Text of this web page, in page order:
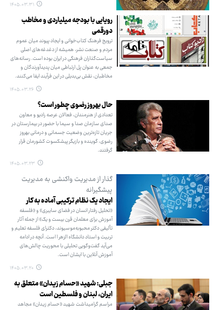
۱۴۰۵.۰۳.۳۱
رویایی با بودجه میلیاردی و مخاطب
دورقمی
ترویج فرهنگ کتاب‌خوانی و ایجاد پیوند میان عموم
مردم و صنعت نشر، همیشه از دغدغه‌های اصلی
سیاست‌گذاران فرهنگی در ایران بوده است. رسانه‌های
جمعی به عنوان پل ارتباطی میان پدیدآورندگان و
مخاطبان، نقش بی‌بدیلی در این فرآیند ایفا می‌کنند.
۱۴۰۵.۰۳.۲۶
حال بهروز رضوی چطور است؟
تعدادی از هنرمندان، فعالان عرصه رادیو و معاون
صدای سازمان صدا و سیما با حضور در بیمارستان در
جریان تازه‌ترین وضعیت جسمانی و درمانی بهروز
رضوی، گوینده و بازیگر پیشکسوت کشورمان قرار
گرفتند.
۱۴۰۵.۰۳.۲۳
گذار از مدیریت واکنشی به مدیریت
پیشگیرانه
ایجاد یک نظام ترکیبی آماده به کار
«تحلیل رفتار انسان در فضای سایبری» و «فلسفه
آموزش برای معلمان قرن بیست و یک» از جمله آثار
تألیفی دکتر محبوبه‌موسیوند، دکترای فلسفه تعلیم و
تربیت و استاد دانشگاه الزهر ا است. آنچه در ادامه
می‌آید گفت‌وگویی تحلیلی با محوریت چالش‌های
آموزش آنلاین با ایشان است.
۱۴۰۵.۰۳.۲۰
جبلی: شهید «حسام زیدان» متعلق به
ایران، لبنان و فلسطین است
مراسم گرامیداشت شهید «حسام زیدان» مجاهد